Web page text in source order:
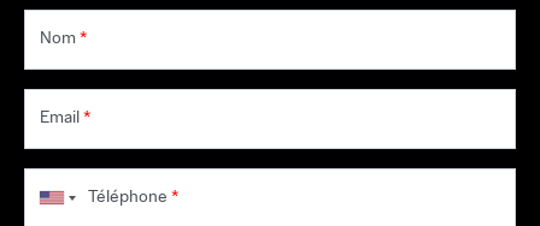
Nom *
Email*
Téléphone *